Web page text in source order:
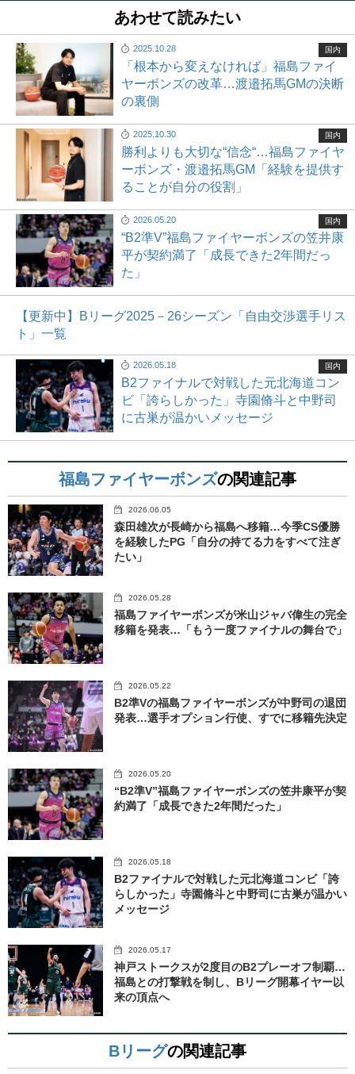
あわせて読みたい
2025.10.28
「根本から変えなければ」福島ファイ
ヤーボンズの改革…渡邉拓馬GMの決断
の裏側
国内
2025.10.30
勝利よりも大切な“信念“…福島ファイヤ
ーボンズ・渡邉拓馬GM「経験を提供す
ることが自分の役割」
国内
2026.05.20
“B2準V”福島ファイヤーボンズの笠井康
平が契約満了「成長できた2年間だっ
た」
国内
【更新中】Bリーグ2025－26シーズン「自由交渉選手リス
ト」一覧
2026.05.18
B2ファイナルで対戦した元北海道コン
ビ「誇らしかった」寺園脩斗と中野司
に古巣が温かいメッセージ
国内
福島ファイヤーボンズの関連記事
2026.06.05
森田雄次が長崎から福島へ移籍…今季CS優勝
を経験したPG「自分の持てる力をすべて注ぎ
たい」
2026.05.28
福島ファイヤーボンズが米山ジャバ偉生の完全
移籍を発表…「もう一度ファイナルの舞台で」
2026.05.22
B2準Vの福島ファイヤーボンズが中野司の退団
発表…選手オプション行使、すでに移籍先決定
2026.05.20
“B2準V”福島ファイヤーボンズの笠井康平が契
約満了「成長できた2年間だった」
2026.05.18
B2ファイナルで対戦した元北海道コンビ「誇
らしかった」寺園脩斗と中野司に古巣が温かい
メッセージ
2026.05.17
神戸ストークスが2度目のB2プレーオフ制覇…
福島との打撃戦を制し、Bリーグ開幕イヤー以
来の頂点へ
Bリーグの関連記事